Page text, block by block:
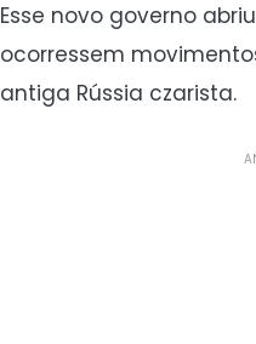
Esse novo governo
ocorressem
antiga Rússia czarista.